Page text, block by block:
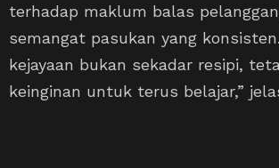
terhadap maklum balas
semangat pasukan yang
kejayaan bukan sekadar resipi,
keinginan untuk terus belajar,”